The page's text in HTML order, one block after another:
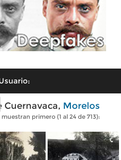
Morelos
primero (1 al 24 de 713):